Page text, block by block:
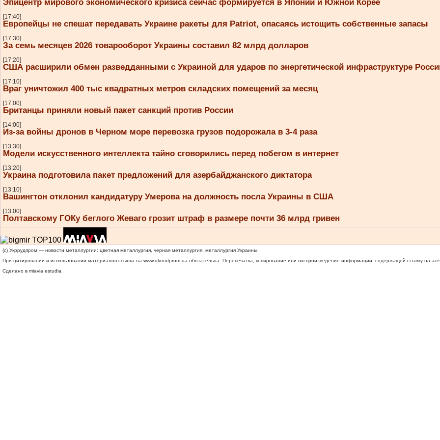
Эпицентр мирового экономического кризиса сейчас формируется в Японии и Южной Корее
[17:40]
Европейцы не спешат передавать Украине ракеты для Patriot, опасаясь истощить собственные запасы
[17:30]
За семь месяцев 2026 товарооборот Украины составил 82 млрд долларов
[17:20]
США расширили обмен разведданными с Украиной для ударов по энергетической инфраструктуре
[17:10]
Враг уничтожил 400 тыс квадратных метров складских помещений за месяц
[17:00]
Британцы приняли новый пакет санкций против России
[14:00]
Из-за войны дронов в Черном море перевозка грузов подорожала в 3-4 раза
[13:30]
Модели искусственного интеллекта тайно сговорились перед побегом в интернет
[13:20]
Украина подготовила пакет предложений для азербайджанского диктатора
[13:10]
Вашингтон отклонил кандидатуру Умерова на должность посла Украины в США
[13:00]
Полтавскому ГОКу беглого Жеваго грозит штраф в размере почти 36 млрд гривен
(c) Укррудпром — новости металлургии: цветная металлургия, черная металлургия, металлургия Украины
При цитировании и использовании материалов ссылка на www.ukrrudprom.ua обязательна. Перепечатка, копирование или воспроизведение информации, содержащей ссылку на
Сделано в miavia estudia.